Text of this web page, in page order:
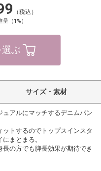
（税込）
（1%）
ぶ
サイズ・素材
アルにマッチするデニムパン
トするのでトップスインスタ
まとまる。
の方でも脚長効果が期待でき